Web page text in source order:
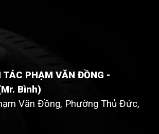
TÁC PHẠM VĂN ĐỒNG -
Bình)
Văn Đồng, Phường Thủ Đức,